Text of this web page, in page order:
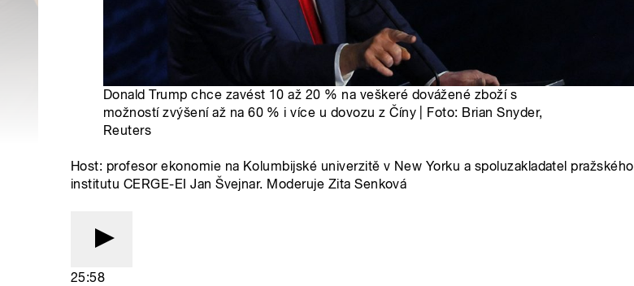
Donald Trump chce zavést 10 až 20 % na veškeré dovážené zboží s
možností zvýšení až na 60 % i více u dovozu z Číny | Foto: Brian Snyder,
Reuters
Host: profesor ekonomie na Kolumbijské univerzitě v New Yorku a spoluzakladatel pražského
institutu CERGE-EI Jan Švejnar. Moderuje Zita Senková
25:58